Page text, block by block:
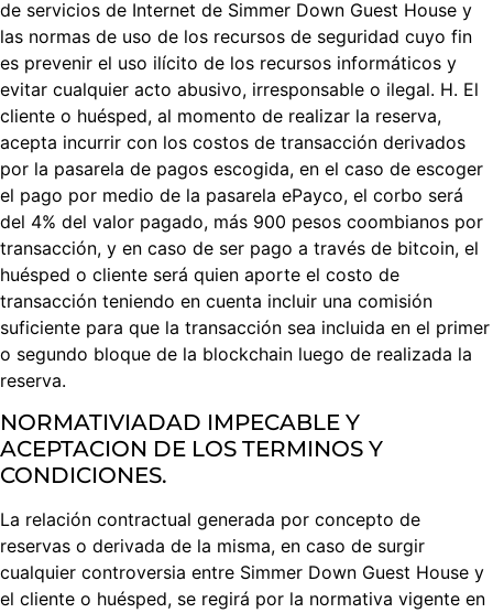
de servicios de Internet de Simmer Down Guest House y
las normas de uso de los recursos de seguridad cuyo fin
es prevenir el uso ilícito de los recursos informáticos y
evitar cualquier acto abusivo, irresponsable o ilegal. H. El
cliente o huésped, al momento de realizar la reserva,
acepta incurrir con los costos de transacción derivados
por la pasarela de pagos escogida, en el caso de escoger
el pago por medio de la pasarela ePayco, el corbo será
del 4% del valor pagado, más 900 pesos coombianos por
transacción, y en caso de ser pago a través de bitcoin, el
huésped o cliente será quien aporte el costo de
transacción teniendo en cuenta incluir una comisión
suficiente para que la transacción sea incluida en el primer
o segundo bloque de la blockchain luego de realizada la
reserva.
NORMATIVIADAD IMPECABLE Y
ACEPTACION DE LOS TERMINOS Y
CONDICIONES.
La relación contractual generada por concepto de
reservas o derivada de la misma, en caso de surgir
cualquier controversia entre Simmer Down Guest House y
el cliente o huésped, se regirá por la normativa vigente en